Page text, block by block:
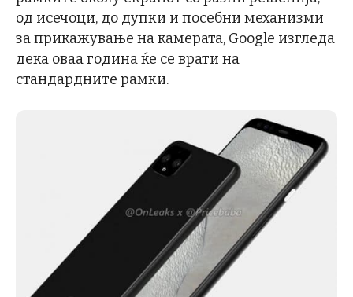
од исечоци, до дупки и посебни механизми
за прикажување на камерата, Google изгледа
дека оваа година ќе се врати на
стандардните рамки.